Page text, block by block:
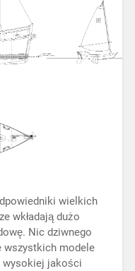
wielkich
wkładają dużo
Nic dziwnego
wszystkich modele
wysokiej jakości